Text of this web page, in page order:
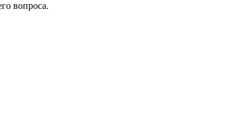
вопроса.